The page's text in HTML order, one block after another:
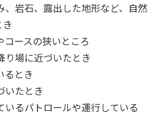
岩石、露出した地形など、自然
ースの狭いところ
場に近づいたとき
るとき
いたとき
るパトロールや運行している